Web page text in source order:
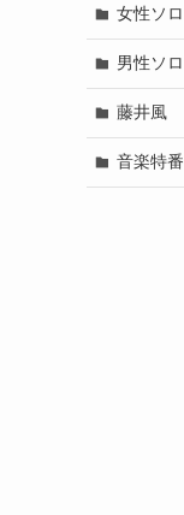
女性ソロ
男性ソロ
藤井風
音楽特番